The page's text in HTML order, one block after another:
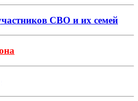
СВО и их семей